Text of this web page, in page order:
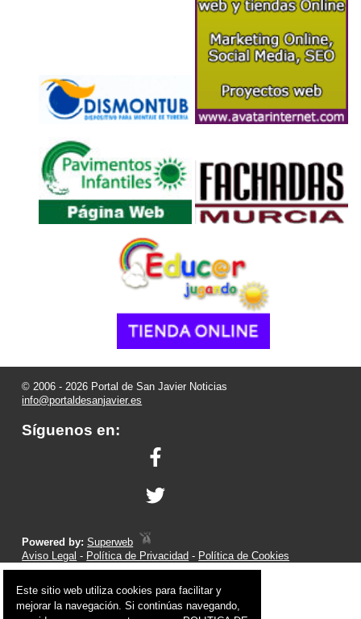
© 2006 - 2026 Portal de San Javier Noticias
info@portaldesanjavier.es
Síguenos en:
Powered by:Superweb
Aviso Legal - Política de Privacidad - Política de Cookies
Este sitio web utiliza cookies para facilitar y
mejorar la navegación. Si continúas navegando,